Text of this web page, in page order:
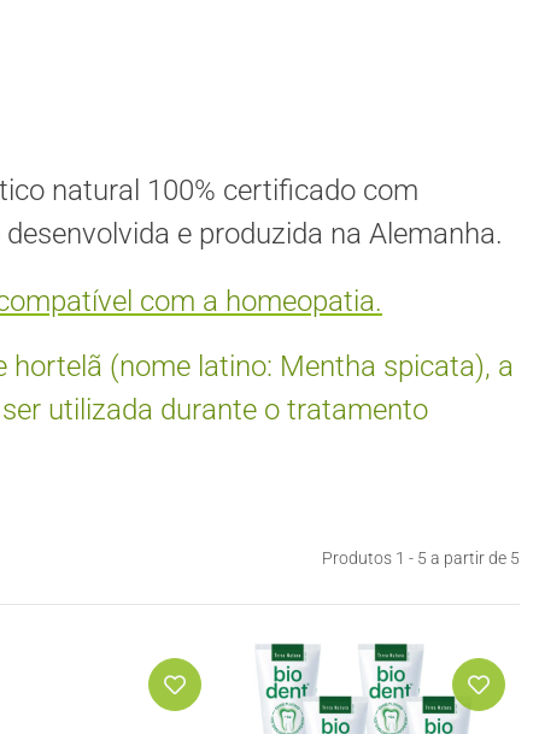
natural 100% certificado com
e produzida na Alemanha.
com a homeopatia.
hortelã (nome latino: Mentha spicata), a
utilizada durante o tratamento
Produtos 1 - 5 a partir de 5